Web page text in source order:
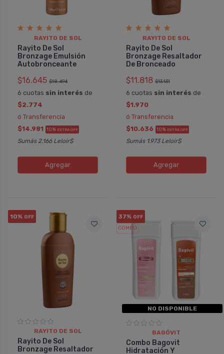
RAYITO DE SOL
Rayito De Sol
Bronzage Emulsión
Autobronceante
$16.645 $18.494
6 cuotas sin interés de
$2.774
ó Transferencia
$14.981 10% EXTRA OFF
Sumás 2.166 Leloir$
Agregar
RAYITO DE SOL
Rayito De Sol
Bronzage Resaltador
De Bronceado
$11.818 $13.131
6 cuotas sin interés de
$1.970
ó Transferencia
$10.636 10% EXTRA OFF
Sumás 1.973 Leloir$
Agregar
10% OFF
RAYITO DE SOL
Rayito De Sol
Bronzage Resaltador
37% OFF
COMBO
NO DISPONIBLE
BAGÓVIT
Combo Bagovit
Hidratación Y